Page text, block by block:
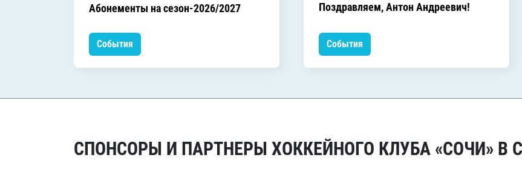
Абонементы на сезон-2026/2027
События
Поздравляем, Антон Андреевич!
События
СПОНСОРЫ И ПАРТНЕРЫ ХОККЕЙНОГО КЛУБА «СОЧИ» В